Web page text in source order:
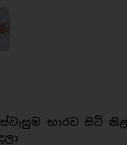
භාරව සිටි